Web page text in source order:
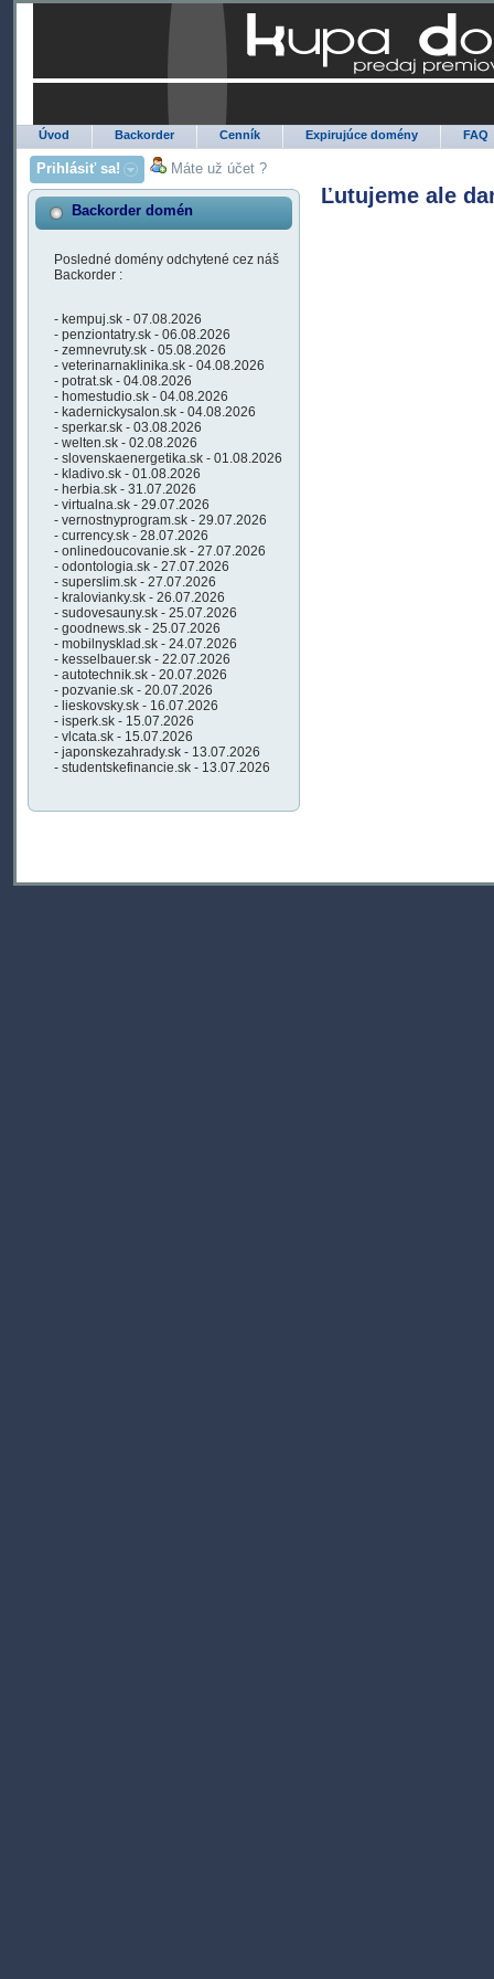
Úvod Backorder Cenník Expirujúce domény FAQ
Prihlásiť sa! Máte už účet ?
Backorder domén
Posledné domény odchytené cez náš
Backorder :
- kempuj.sk - 07.08.2026
- penziontatry.sk - 06.08.2026
- zemnevruty.sk - 05.08.2026
- veterinarnaklinika.sk - 04.08.2026
- potrat.sk - 04.08.2026
- homestudio.sk - 04.08.2026
- kadernickysalon.sk - 04.08.2026
- sperkar.sk - 03.08.2026
- welten.sk - 02.08.2026
- slovenskaenergetika.sk - 01.08.2026
- kladivo.sk - 01.08.2026
- herbia.sk - 31.07.2026
- virtualna.sk - 29.07.2026
- vernostnyprogram.sk - 29.07.2026
- currency.sk - 28.07.2026
- onlinedoucovanie.sk - 27.07.2026
- odontologia.sk - 27.07.2026
- superslim.sk - 27.07.2026
- kralovianky.sk - 26.07.2026
- sudovesauny.sk - 25.07.2026
- goodnews.sk - 25.07.2026
- mobilnysklad.sk - 24.07.2026
- kesselbauer.sk - 22.07.2026
- autotechnik.sk - 20.07.2026
- pozvanie.sk - 20.07.2026
- lieskovsky.sk - 16.07.2026
- isperk.sk - 15.07.2026
- vlcata.sk - 15.07.2026
- japonskezahrady.sk - 13.07.2026
- studentskefinancie.sk - 13.07.2026
Ľutujeme ale